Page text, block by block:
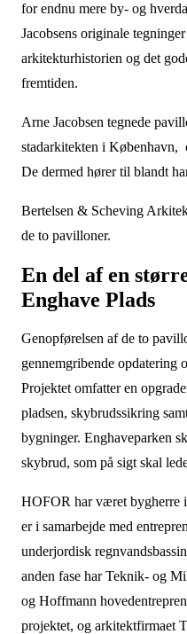
for endnu mere by- og
Jacobsens originale
arkitekturhistorien og det
fremtiden.
Arne Jacobsen tegnede
stadarkitekten i København,
De dermed hører til blandt
Bertelsen & Scheving
de to pavilloner.
En del af en
Enghave Plads
Genopførelsen af de to
gennemgribende opdatering
Projektet omfatter en
pladsen, skybrudssikring
bygninger. Enghaveparken
skybrud, som på sigt skal
HOFOR har været bygherre
er i samarbejde med
underjordisk
anden fase har Teknik- og
og Hoffmann
projektet, og arkitektfirmaet